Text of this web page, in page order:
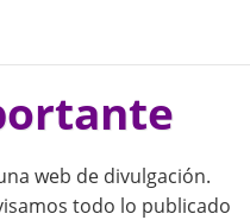
web de divulgación.
todo lo publicado